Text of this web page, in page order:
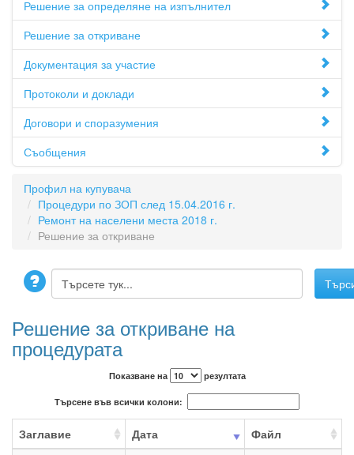
Решение за определяне на изпълнител
Решение за откриване
Документация за участие
Протоколи и доклади
Договори и споразумения
Съобщения
Профил на купувача
Процедури по ЗОП след 15.04.2016 г.
Ремонт на населени места 2018 г.
Решение за откриване
Решениe за откриване на
процедурата
Показване на резултата
Търсене във всички колони:
Заглавие Дата
Файл